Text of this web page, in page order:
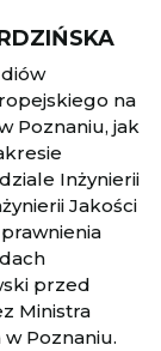
na
Poznaniu, jak
Inżynierii
Jakości
przed
Ministra
Poznaniu.